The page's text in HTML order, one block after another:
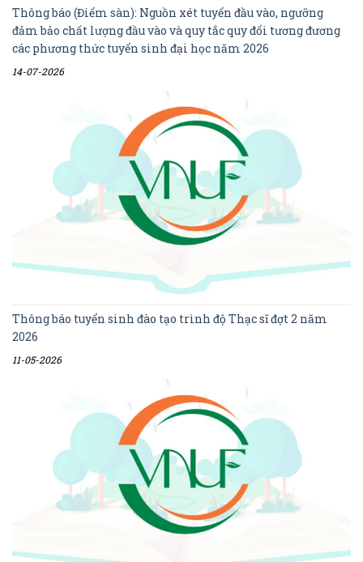
Thông báo (Điểm sàn): Nguồn xét tuyển đầu vào, ngưỡng
đảm bảo chất lượng đầu vào và quy tắc quy đổi tương đương
các phương thức tuyển sinh đại học năm 2026
14-07-2026
Thông báo tuyển sinh đào tạo trình độ Thạc sĩ đợt 2 năm
2026
11-05-2026